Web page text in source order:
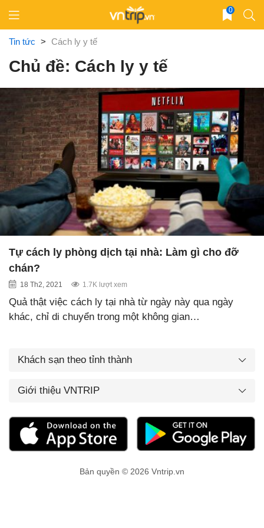
content
0
Tin tức > Cách ly y tế
Chủ đề: Cách ly y tế
Tự cách ly phòng dịch tại nhà: Làm gì cho đỡ
chán?
18 Th2, 2021 1.7K lượt xem
Quả thật việc cách ly tại nhà từ ngày này qua ngày
khác, chỉ di chuyển trong một không gian…
Khách sạn theo tỉnh thành
Giới thiệu VNTRIP
Bản quyền © 2026 Vntrip.vn